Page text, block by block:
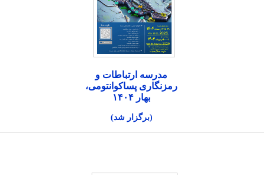
مدرسه ارتباطات و
رمزنگاری پساکوانتومی،
بهار ۱۴۰۴
(برگزار شد)